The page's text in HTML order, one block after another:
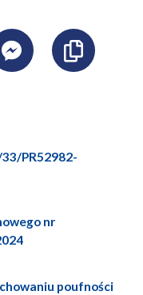
Messenger
PR52982-
nr
poufności